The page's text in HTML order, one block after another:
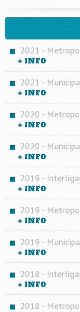
2021 -
+ INFO
2021 -
+ INFO
2020 -
+ INFO
2020 -
+ INFO
2019 -
+ INFO
2019 -
+ INFO
2019 -
+ INFO
2018 -
+ INFO
2018 -